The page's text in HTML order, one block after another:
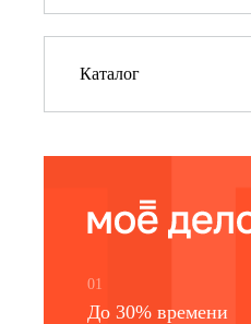
Каталог
01
До 30% времени